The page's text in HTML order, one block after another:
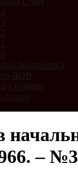
библиотека
ВОВ
памяти
статей
–